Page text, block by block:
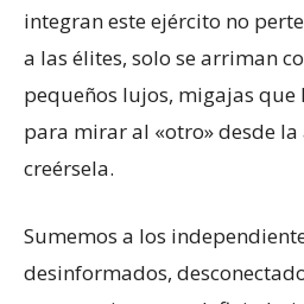
integran este ejército no
a las élites, solo se arriman
pequeños lujos, migajas que
para mirar al «otro» desde
creérsela.
Sumemos a los
desinformados,